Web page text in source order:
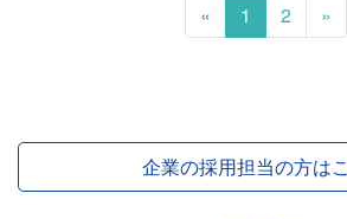
« 1 2 »
企業の採用担当の方は